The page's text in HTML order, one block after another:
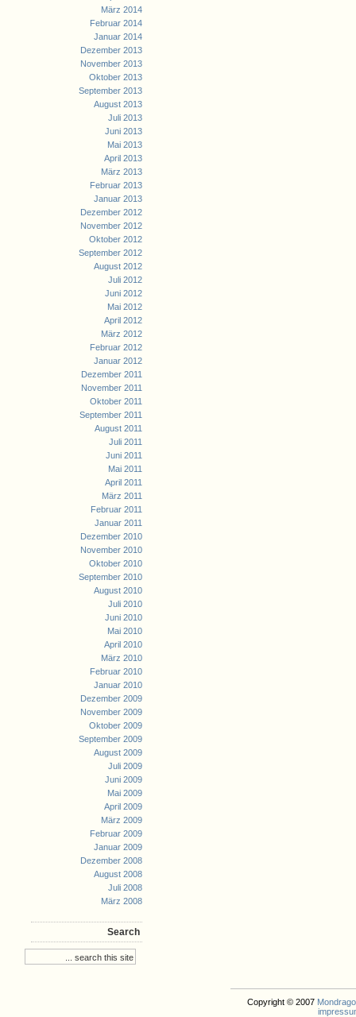
März 2014
Februar 2014
Januar 2014
Dezember 2013
November 2013
Oktober 2013
September 2013
August 2013
Juli 2013
Juni 2013
Mai 2013
April 2013
März 2013
Februar 2013
Januar 2013
Dezember 2012
November 2012
Oktober 2012
September 2012
August 2012
Juli 2012
Juni 2012
Mai 2012
April 2012
März 2012
Februar 2012
Januar 2012
Dezember 2011
November 2011
Oktober 2011
September 2011
August 2011
Juli 2011
Juni 2011
Mai 2011
April 2011
März 2011
Februar 2011
Januar 2011
Dezember 2010
November 2010
Oktober 2010
September 2010
August 2010
Juli 2010
Juni 2010
Mai 2010
April 2010
März 2010
Februar 2010
Januar 2010
Dezember 2009
November 2009
Oktober 2009
September 2009
August 2009
Juli 2009
Juni 2009
Mai 2009
April 2009
März 2009
Februar 2009
Januar 2009
Dezember 2008
August 2008
Juli 2008
März 2008
Search
Copyright © 2007